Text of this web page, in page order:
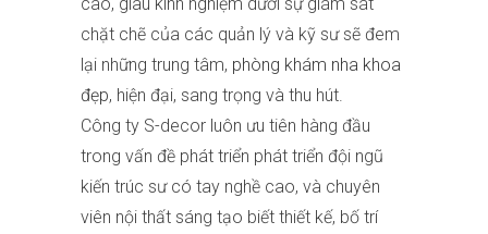
chặt chẽ của các quản lý và kỹ sư sẽ đem
lại những trung tâm, phòng khám nha khoa
đẹp, hiện đại, sang trọng và thu hút.
Công ty S-decor luôn ưu tiên hàng đầu
trong vấn đề phát triển phát triển đội ngũ
kiến trúc sư có tay nghề cao, và chuyên
viên nội thất sáng tạo biết thiết kế, bố trí